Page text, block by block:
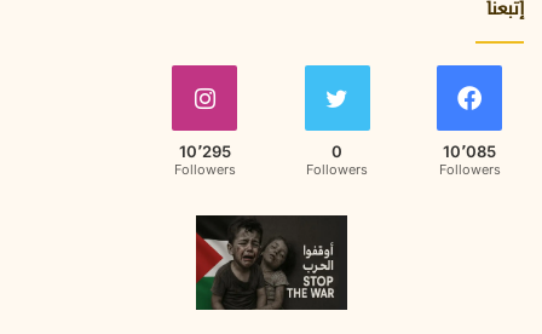
إتبعنا
10٬085
Followers
0
Followers
10٬295
Followers